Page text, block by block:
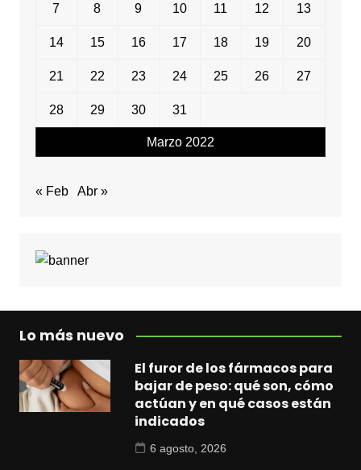
Marzo 2022
7 8 9 10 11 12 13
14 15 16 17 18 19 20
21 22 23 24 25 26 27
28 29 30 31
« Feb Abr »
Lo más nuevo
El furor de los fármacos para
bajar de peso: qué son, cómo
actúan y en qué casos están
indicados
6 agosto, 2026